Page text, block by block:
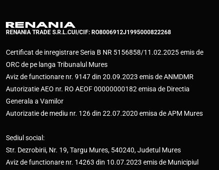
RENANIA TRADE S.R.L.CUI/CIF: RO8006912J1995000822268
Certificat de inregistrare Seria B NR 5156858/11.02.2025 emis de
ORC de pe langa Tribunalul Mures
Aviz de functionare nr. 9147 din 20.09.2023 emis de ANMDMR
Autorizatie AEO nr. RO AEOF 00000000182 emisa de Directia
Generala a Vamilor
Autorizatie de mediu nr. 126 din 22.07.2020 emisa de APM Mures
Sediul social:
Str. Dezrobirii, Nr. 19, Targu Mures, 540240, Judetul Mures
Aviz de functionare nr. 14263 din 10.07.2023 emis de Municipiul